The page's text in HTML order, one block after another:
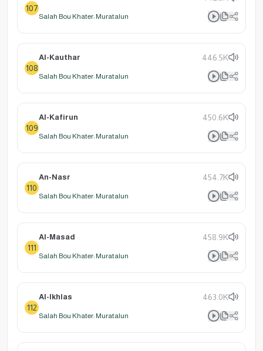
107
Salah Bou Khater: Muratalun
108
Al-Kauthar 446.5K
Salah Bou Khater: Muratalun
109
Al-Kafirun 450.6K
Salah Bou Khater: Muratalun
110
An-Nasr 454.7K
Salah Bou Khater: Muratalun
111
Al-Masad 458.9K
Salah Bou Khater: Muratalun
112
Al-Ikhlas 463.0K
Salah Bou Khater: Muratalun